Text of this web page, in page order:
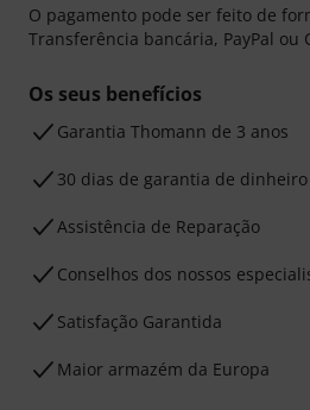
O pagamento pode ser feito de
Transferência bancária, PayPal ou
Os seus benefícios
Garantia Thomann de 3 anos
30 dias de garantia de
Assistência de Reparação
Conselhos dos nossos
Satisfação Garantida
Maior armazém da Europa